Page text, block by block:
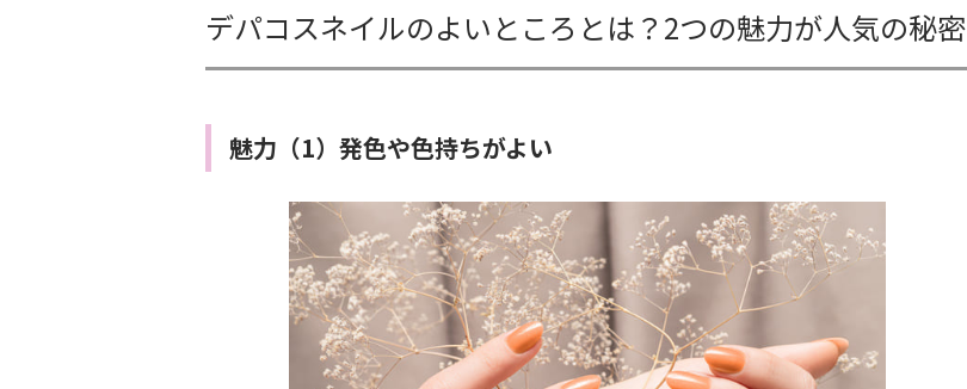
デパコスネイルのよいところとは？2つの魅力が人気の秘密
魅力（1）発色や色持ちがよい